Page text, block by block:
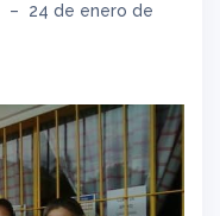
–
24 de enero de